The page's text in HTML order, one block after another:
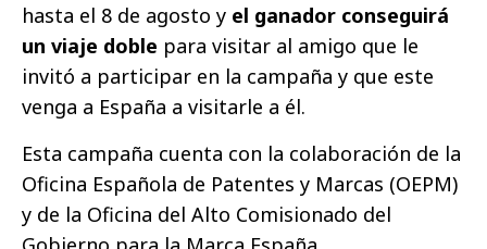
hasta el 8 de agosto y el ganador conseguirá
un viaje doble para visitar al amigo que le
invitó a participar en la campaña y que este
venga a España a visitarle a él.
Esta campaña cuenta con la colaboración de la
Oficina Española de Patentes y Marcas (OEPM)
y de la Oficina del Alto Comisionado del